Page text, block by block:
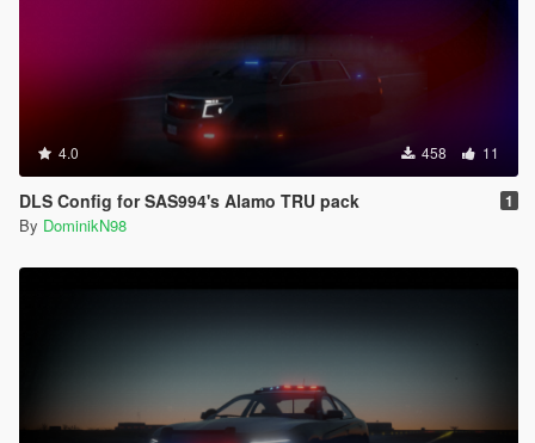
4.0 458 11
DLS Config for SAS994's Alamo TRU pack 1
By DominikN98